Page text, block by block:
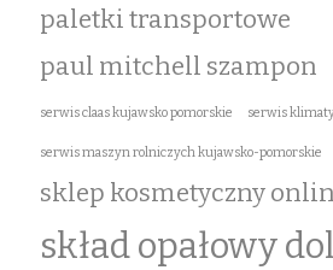
paletki transportowe
paul mitchell szampon
serwis claas kujawsko pomorskie serwis
serwis maszyn rolniczych kujawsko-pomorskie
sklep kosmetyczny
skład opałowy